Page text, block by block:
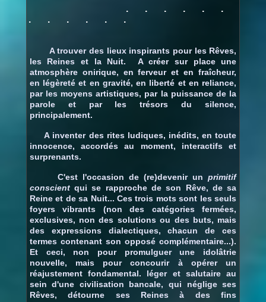
. . . . . .
. . . . . .
A trouver des lieux inspirants pour les Rêves,
les Reines et la Nuit. A créer sur place une
atmosphère onirique, en ferveur et en fraîcheur,
en légèreté et en gravité, en liberté et en reliance,
par les moyens artistiques, par la puissance de la
parole et par les trésors du silence,
principalement.
A inventer des rites ludiques, inédits, en toute
innocence, accordés au moment, interactifs et
surprenants.
C'est l'occasion de (re)devenir unprimitif
conscient qui se rapproche de son Rêve, de sa
Reine et de sa Nuit... Ces trois mots sont les seuls
foyers vibrants (non des catégories fermées,
exclusives, non des solutions ou des buts, mais
des expressions dialectiques, chacun de ces
termes contenant son opposé complémentaire...).
Et ceci, non pour promulguer une idolâtrie
nouvelle, mais pour concourir à opérer un
réajustement fondamental. léger et salutaire au
sein d'une civilisation bancale, qui néglige ses
Rêves, détourne ses Reines à des fins